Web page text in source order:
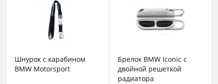
Шнурок с карабином
BMW Motorsport
Брелок BMW Iconic с
двойной решеткой
радиатора